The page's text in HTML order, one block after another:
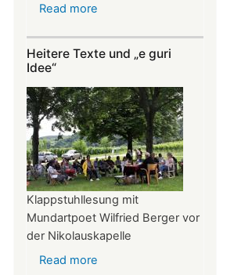
Read more
bimmelt
Glöckchen
wieder
Heitere Texte und „e guri
Idee“
Klappstuhllesung mit
Mundartpoet Wilfried Berger vor
der Nikolauskapelle
Read more